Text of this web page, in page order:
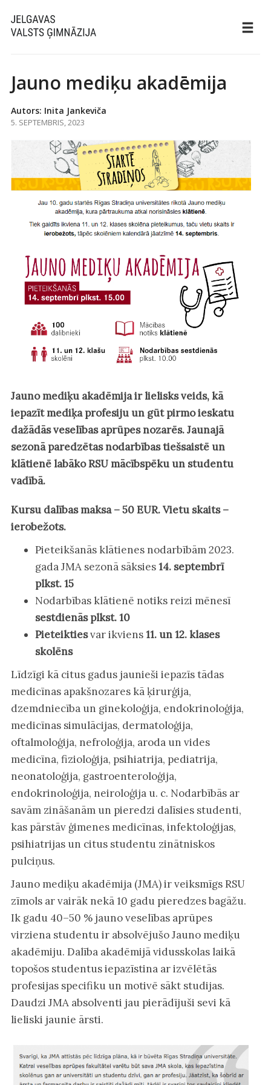
Jauno mediķu akadēmija
Autors: Inita Jankeviča
5. SEPTEMBRIS, 2023
Jauno mediķu akadēmija ir lielisks veids, kā
iepazīt mediķa profesiju un gūt pirmo ieskatu
dažādās veselības aprūpes nozarēs. Jaunajā
sezonā paredzētas nodarbības tiešsaistē un
klātienē labāko RSU mācībspēku un studentu
vadībā.
Kursu dalības maksa – 50 EUR. Vietu skaits –
ierobežots.
Pieteikšanās klātienes nodarbībām 2023.
gada JMA sezonā sāksies14. septembrī
plkst. 15
Nodarbības klātienē notiks reizi mēnesī
sestdienās plkst. 10
Pieteiktiesvar ikviens11. un 12. klases
skolēns
Līdzīgi kā citus gadus jaunieši iepazīs tādas
medicīnas apakšnozares kā ķirurģija,
dzemdniecība un ginekoloģija, endokrinoloģija,
medicīnas simulācijas, dermatoloģija,
oftalmoloģija, nefroloģija, aroda un vides
medicīna, fizioloģija, psihiatrija, pediatrija,
neonatoloģija, gastroenteroloģija,
endokrinoloģija, neiroloģija u. c. Nodarbībās ar
savām zināšanām un pieredzi dalīsies studenti,
kas pārstāv ģimenes medicīnas, infektoloģijas,
psihiatrijas un citus studentu zinātniskos
pulciņus.
Jauno mediķu akadēmija (JMA) ir veiksmīgs RSU
zīmols ar vairāk nekā 10 gadu pieredzes bagāžu.
Ik gadu 40–50 % jauno veselības aprūpes
virziena studentu ir absolvējušo Jauno mediķu
akadēmiju. Dalība akadēmijā vidusskolas laikā
topošos studentus iepazīstina ar izvēlētās
profesijas specifiku un motivē sākt studijas.
Daudzi JMA absolventi jau pierādījuši sevi kā
lieliski jaunie ārsti.